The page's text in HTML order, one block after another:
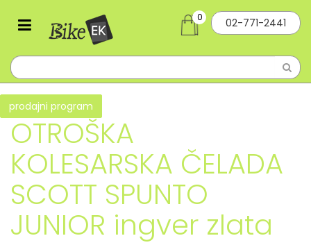
02-771-2441
0
prodajni program
OTROŠKA
KOLESARSKA ČELADA
SCOTT SPUNTO
JUNIOR ingver zlata